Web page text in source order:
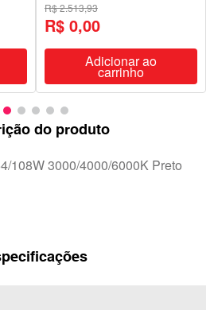
R$ 2.513,93
R$ 0,00
Adicionar ao
carrinho
do produto
108W 3000/4000/6000K Preto